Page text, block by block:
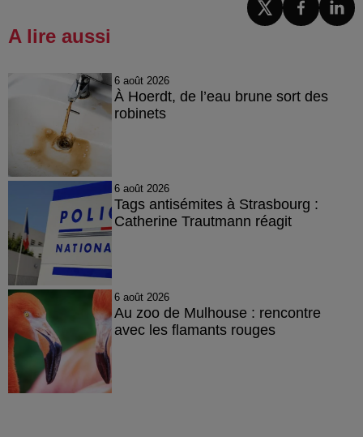
A lire aussi
6 août 2026
À Hoerdt, de l’eau brune sort des
robinets
6 août 2026
Tags antisémites à Strasbourg :
Catherine Trautmann réagit
6 août 2026
Au zoo de Mulhouse : rencontre
avec les flamants rouges